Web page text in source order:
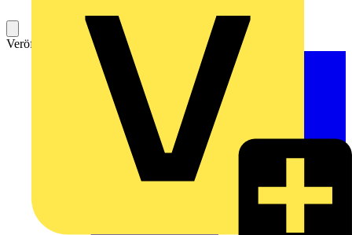
Veröffentlicht: 19. Mai 2022 Kategorie: Aufzeichnung